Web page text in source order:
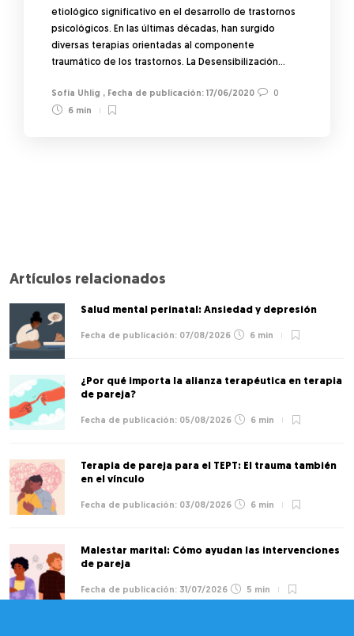
etiológico significativo en el desarrollo de trastornos
psicológicos. En las últimas décadas, han surgido
diversas terapias orientadas al componente
traumático de los trastornos. La Desensibilización…
Sofía Uhlig , 17/06/2020
0
6 min
Artículos relacionados
Salud mental perinatal: Ansiedad y depresión
07/08/2026 6 min
¿Por qué importa la alianza terapéutica en terapia
de pareja?
05/08/2026 6 min
Terapia de pareja para el TEPT: El trauma también
en el vínculo
03/08/2026 6 min
Malestar marital: Cómo ayudan las intervenciones
de pareja
31/07/2026 5 min